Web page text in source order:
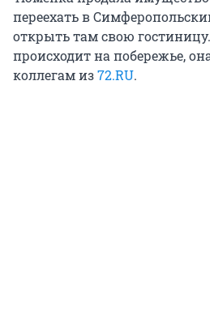
переехать в
открыть там свою
происходит на побережье,
коллегам из72.RU.